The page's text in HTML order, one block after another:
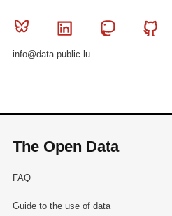
Bluesky Linkedin Mastodon
info@data.public.lu
The Open Data
FAQ
Guide to the use of data